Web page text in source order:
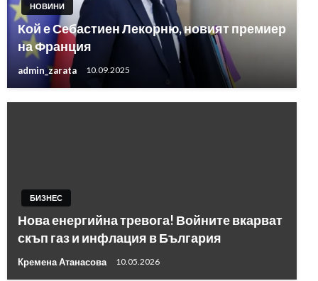
НОВИНИ
Кой е Себастиен Лекорню, новият премиер
на Франция
admin_zarata 10.09.2025
БИЗНЕС
Нова енергийна тревога! Войните вкарват
скъп газ и инфлация в България
Кремена Атанасова 10.05.2026